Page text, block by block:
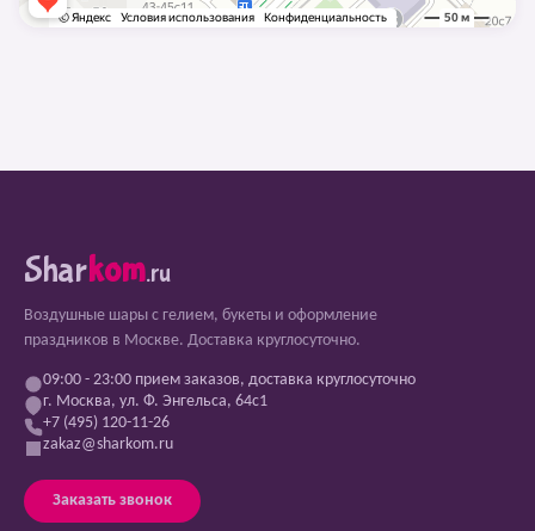
Sharkom.ru
Воздушные шары с гелием, букеты и оформление
праздников в Москве. Доставка круглосуточно.
09:00 - 23:00 прием заказов, доставка круглосуточно
г. Москва, ул. Ф. Энгельса, 64с1
+7 (495) 120-11-26
zakaz@sharkom.ru
Заказать звонок